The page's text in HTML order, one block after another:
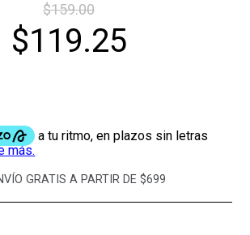
$159.00
$119.25
GRATIS A PARTIR DE $699